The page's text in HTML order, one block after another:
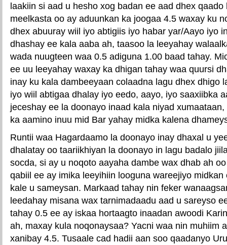
laakiin si aad u hesho xog badan ee aad dhex
meelkasta oo ay aduunkan ka joogaa 4.5 waxay ku
dhex abuuray wiil iyo abtigiis iyo habar yar/Aayo iyo
dhashay ee kala aaba ah, taasoo la leeyahay
wada nuugteen waa 0.5 adiguna 1.00 baad tahay.
ee uu leeyahay waxay ka dhigan tahay waa quursi
inay ku kala dambeeyaan colaadna lagu dhex dhigo
iyo wiil abtigaa dhalay iyo eedo, aayo, iyo saaxiibka
jeceshay ee la doonayo inaad kala niyad
ka aamino inuu mid Bar yahay midka kalena
Runtii waa Hagardaamo la doonayo inay dhaxal u
dhalatay oo taariikhiyan la doonayo in lagu badalo
socda, si ay u noqoto aayaha dambe wax dhab ah
qabiil ee ay imika leeyihiin looguna wareejiyo
kale u sameysan. Markaad tahay nin feker
leedahay misana wax tarnimadaadu aad u sareyso
tahay 0.5 ee ay iskaa hortaagto inaadan awoodi
ah, maxay kula noqonaysaa? Yacni waa nin muhiim
xanibay 4.5. Tusaale cad hadii aan soo qaadanyo